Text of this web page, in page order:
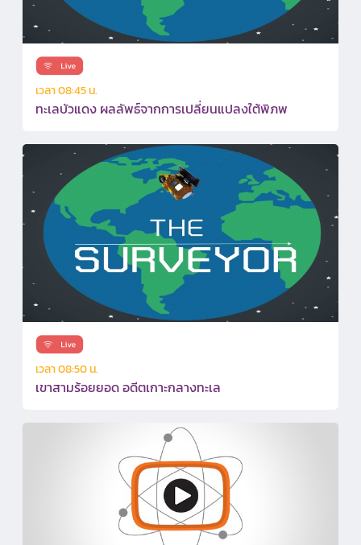
เวลา 08:45 น.
ทะเลบัวแดง ผลลัพธ์จากการเปลี่ยนแปลงใต้พิภพ
เวลา 08:50 น.
เขาสามร้อยยอด อดีตเกาะกลางทะเล